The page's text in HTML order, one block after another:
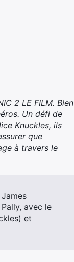
2 LE FILM. Bien
Un défi de
Knuckles, ils
que
à travers le
avec le
et